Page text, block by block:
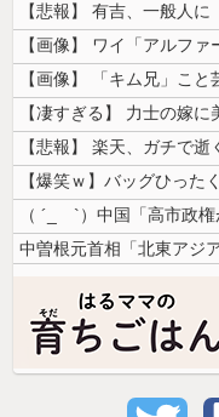
【爆笑ｗ】バッグひった
中曽根元首相「北東アジ